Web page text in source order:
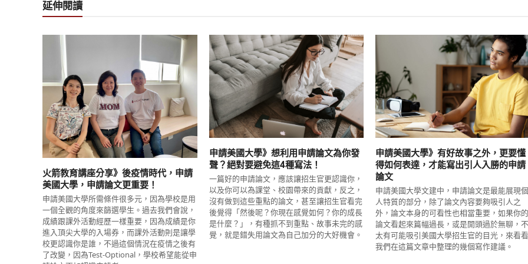
延伸閱讀
火箭教育講座分享》後疫情時代，申請
美國大學，申請論文更重要！
申請美國大學所需條件很多元，因為學校是用
一個全觀的角度來篩選學生。過去我們會說，
成績跟課外活動經歷一樣重要，因為成績是你
進入頂尖大學的入場券，而課外活動則是讓學
校更認識你是誰，不過這個情況在疫情之後有
了改變，因為Test-Optional，學校希望能從申
申請美國大學》想利用申請論文為你發
聲？絕對要避免這4種寫法！
一篇好的申請論文，應該讓招生官更認識你，
以及你可以為課堂、校園帶來的貢獻，反之，
沒有做到這些重點的論文，甚至讓招生官看完
後覺得「然後呢？你現在感覺如何？你的成長
是什麼？」，有種抓不到重點、故事未完的感
覺，就是錯失用論文為自己加分的大好機會。
申請美國大學》有好故事之外，更要懂
得如何表達，才能寫出引人入勝的申請
論文
申請美國大學文建中，申請論文是最能展現個
人特質的部分，除了論文內容要夠吸引人之
外，論文本身的可看性也相當重要，如果你的
論文看起來篇幅過長，或是開頭過於無聊，不
太有可能吸引美國大學招生官的目光，來看看
我們在這篇文章中整理的幾個寫作建議。